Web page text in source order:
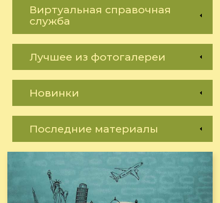
Виртуальная справочная
служба
Лучшее из фотогалереи
Новинки
Последние материалы